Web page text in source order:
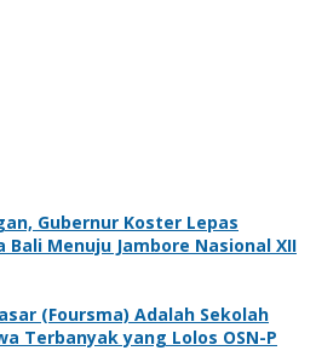
Gubernur Koster Lepas
Menuju Jambore Nasional XII
(Foursma) Adalah Sekolah
Terbanyak yang Lolos OSN-P